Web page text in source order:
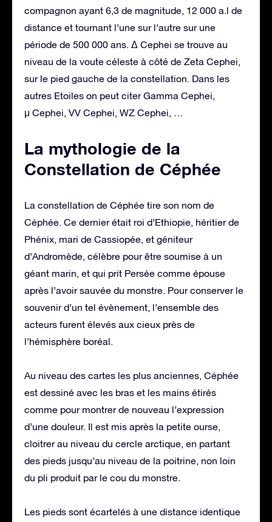
compagnon ayant 6,3 de magnitude, 12 000 a.l de
distance et tournant l’une sur l’autre sur une
période de 500 000 ans. Δ Cephei se trouve au
niveau de la voute céleste à côté de Zeta Cephei,
sur le pied gauche de la constellation. Dans les
autres Etoiles on peut citer Gamma Cephei,
μ Cephei, VV Cephei, WZ Cephei, …
La mythologie de la
Constellation de Céphée
La constellation de Céphée tire son nom de
Céphée. Ce dernier était roi d’Ethiopie, héritier de
Phénix, mari de Cassiopée, et géniteur
d’Andromède, célèbre pour être soumise à un
géant marin, et qui prit Persée comme épouse
après l’avoir sauvée du monstre. Pour conserver le
souvenir d’un tel évènement, l’ensemble des
acteurs furent élevés aux cieux près de
l’hémisphère boréal.
Au niveau des cartes les plus anciennes, Céphée
est dessiné avec les bras et les mains étirés
comme pour montrer de nouveau l’expression
d’une douleur. Il est mis après la petite ourse,
cloitrer au niveau du cercle arctique, en partant
des pieds jusqu’au niveau de la poitrine, non loin
du pli produit par le cou du monstre.
Les pieds sont écartelés à une distance identique